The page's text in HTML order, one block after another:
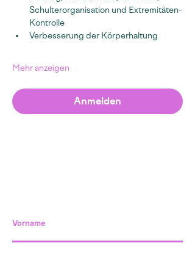
Schulterorganisation und Extremitäten-
Kontrolle
Verbesserung der Körperhaltung
Mehr anzeigen
Anmelden
Vorname